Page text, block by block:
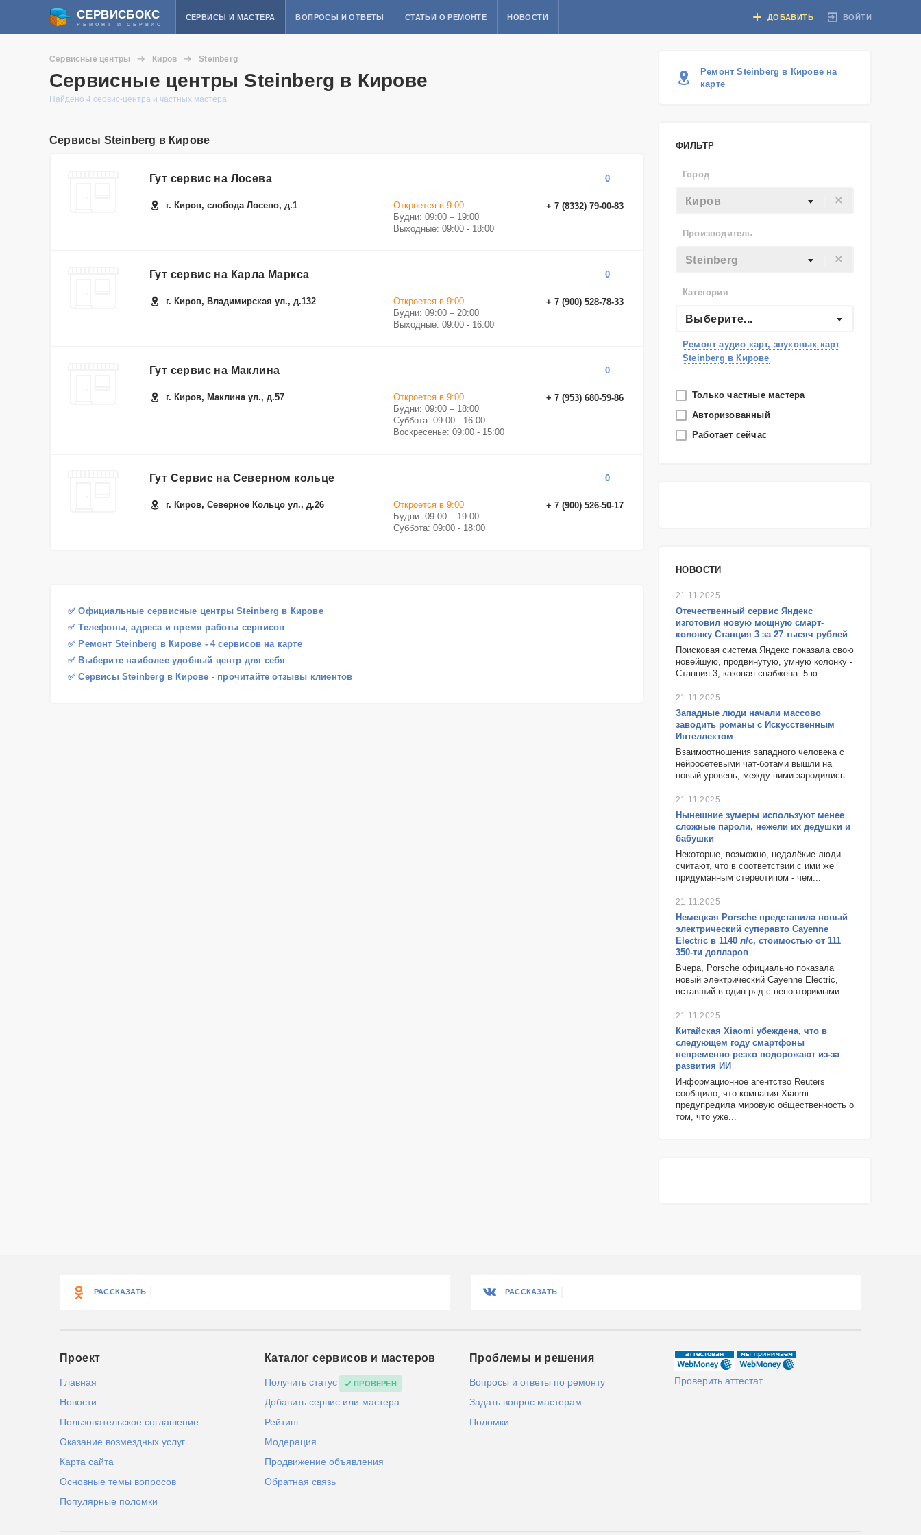
СЕРВИСБОКС
РЕМОНТ И СЕРВИС
ВОЙТИ
СЕРВИСЫ И МАСТЕРА ВОПРОСЫ И ОТВЕТЫ СТАТЬИ О РЕМОНТЕ НОВОСТИ ДОБАВИТЬ
Сервисные центры Киров Steinberg
Сервисные центры Steinberg в Кирове
Найдено 4 сервис-центра и частных мастера
Сервисы Steinberg в Кирове
Ремонт Steinberg в Кирове на
карте
ФИЛЬТР
Город
Киров
Производитель
Steinberg
Категория
Выберите...
Ремонт аудио карт, звуковых карт
Steinberg в Кирове
Только частные мастера
Авторизованный
Работает сейчас
НОВОСТИ
21.11.2025
Отечественный сервис Яндекс
изготовил новую мощную смарт-
колонку Станция 3 за 27 тысяч рублей
Поисковая система Яндекс показала свою
новейшую, продвинутую, умную колонку -
Станция 3, каковая снабжена: 5-ю...
21.11.2025
Западные люди начали массово
заводить романы с Искусственным
Интеллектом
Взаимоотношения западного человека с
нейросетевыми чат-ботами вышли на
новый уровень, между ними зародились...
21.11.2025
Нынешние зумеры используют менее
сложные пароли, нежели их дедушки и
бабушки
Некоторые, возможно, недалёкие люди
считают, что в соответствии с ими же
придуманным стереотипом - чем...
21.11.2025
Немецкая Porsche представила новый
электрический суперавто Cayenne
Electric в 1140 л/с, стоимостью от 111
350-ти долларов
Вчера, Porsche официально показала
новый электрический Cayenne Electric,
вставший в один ряд с неповторимыми...
21.11.2025
Китайская Xiaomi убеждена, что в
следующем году смартфоны
непременно резко подорожают из-за
развития ИИ
Информационное агентство Reuters
сообщило, что компания Xiaomi
предупредила мировую общественность о
том, что уже...
Гут сервис на Лосева 0
г. Киров, слобода Лосево, д.1 + 7 (8332) 79-00-83
Откроется в 9:00
Будни: 09:00 – 19:00
Выходные: 09:00 - 18:00
Гут сервис на Карла Маркса 0
г. Киров, Владимирская ул., д.132 + 7 (900) 528-78-33
Откроется в 9:00
Будни: 09:00 – 20:00
Выходные: 09:00 - 16:00
Гут сервис на Маклина 0
г. Киров, Маклина ул., д.57 + 7 (953) 680-59-86
Откроется в 9:00
Будни: 09:00 – 18:00
Суббота: 09:00 - 16:00
Воскресенье: 09:00 - 15:00
Гут Сервис на Северном кольце 0
г. Киров, Северное Кольцо ул., д.26 + 7 (900) 526-50-17
Откроется в 9:00
Будни: 09:00 – 19:00
Суббота: 09:00 - 18:00
✅ Официальные сервисные центры Steinberg в Кирове
✅ Телефоны, адреса и время работы сервисов
✅ Ремонт Steinberg в Кирове - 4 сервисов на карте
✅ Выберите наиболее удобный центр для себя
✅ Сервисы Steinberg в Кирове - прочитайте отзывы клиентов
РАССКАЗАТЬ РАССКАЗАТЬ
Проект
Главная
Новости
Пользовательское соглашение
Оказание возмездных услуг
Карта сайта
Основные темы вопросов
Популярные поломки
Каталог сервисов и мастеров
Получить статус ПРОВЕРЕН
Добавить сервис или мастера
Рейтинг
Модерация
Продвижение объявления
Обратная связь
Проблемы и решения
Вопросы и ответы по ремонту
Задать вопрос мастерам
Поломки
Проверить аттестат